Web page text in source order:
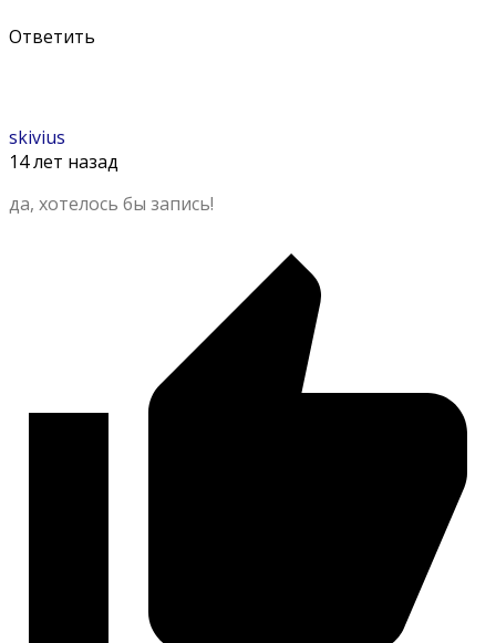
Ответить
skivius
14 лет назад
да, хотелось бы запись!